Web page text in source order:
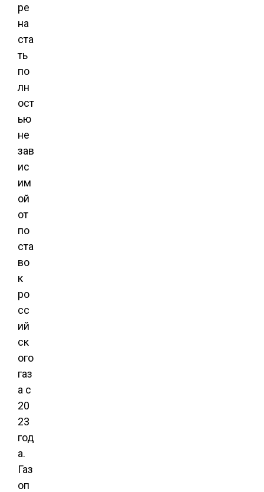
ре
на
ста
ть
по
лн
ост
ью
не
зав
ис
им
ой
от
по
ста
во
к
ро
сс
ий
ск
ого
газ
а с
20
23
год
а.
Газ
оп